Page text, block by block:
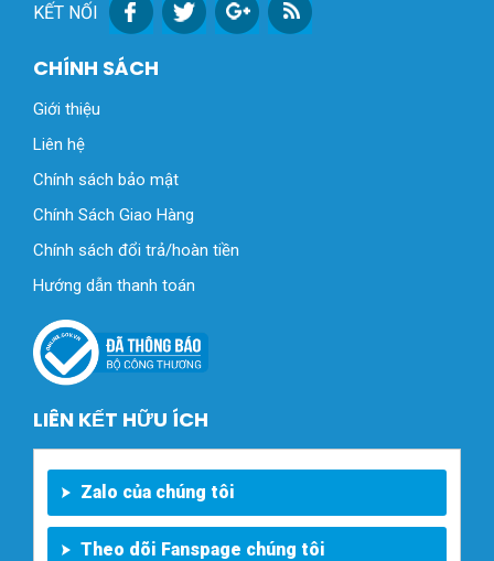
KẾT NỐI
CHÍNH SÁCH
Giới thiệu
Liên hệ
Chính sách bảo mật
Chính Sách Giao Hàng
Chính sách đổi trả/hoàn tiền
Hướng dẫn thanh toán
LIÊN KẾT HỮU ÍCH
Zalo của chúng tôi
Theo dõi Fanspage chúng tôi